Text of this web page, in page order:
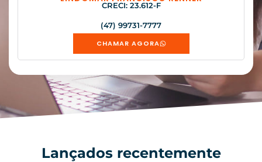
CRECI: 23.612-F
(47) 99731-7777
CHAMAR AGORA
Lançados recentemente